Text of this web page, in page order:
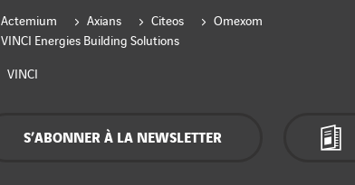
Actemium Axians Citeos
Omexom
VINCI Energies Building Solutions
VINCI
S’ABONNER À LA NEWSLETTER